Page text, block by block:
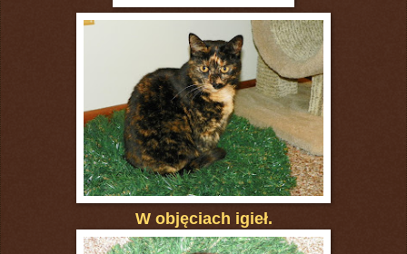
W objęciach igieł.